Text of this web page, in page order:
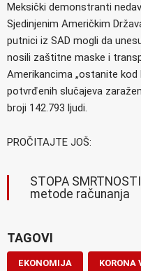
Meksički demonstranti
Sjedinjenim Američkim
putnici iz SAD mogli da
nosili zaštitne maske i
Amerikancima „ostanite kod
potvrđenih slučajeva
broji 142.793 ljudi.
PROČITAJTE JOŠ:
STOPA
metode računanja
TAGOVI
EKONOMIJA KORONA